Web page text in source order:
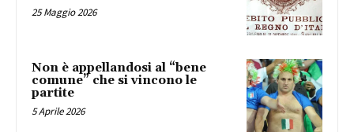
25 Maggio 2026
Non è appellandosi al “bene
comune” che si vincono le
partite
5 Aprile 2026